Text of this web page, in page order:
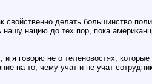
делать большинство
нацию до тех пор, пока
я говорю не о теленовостях,
на то, чему учат и не учат